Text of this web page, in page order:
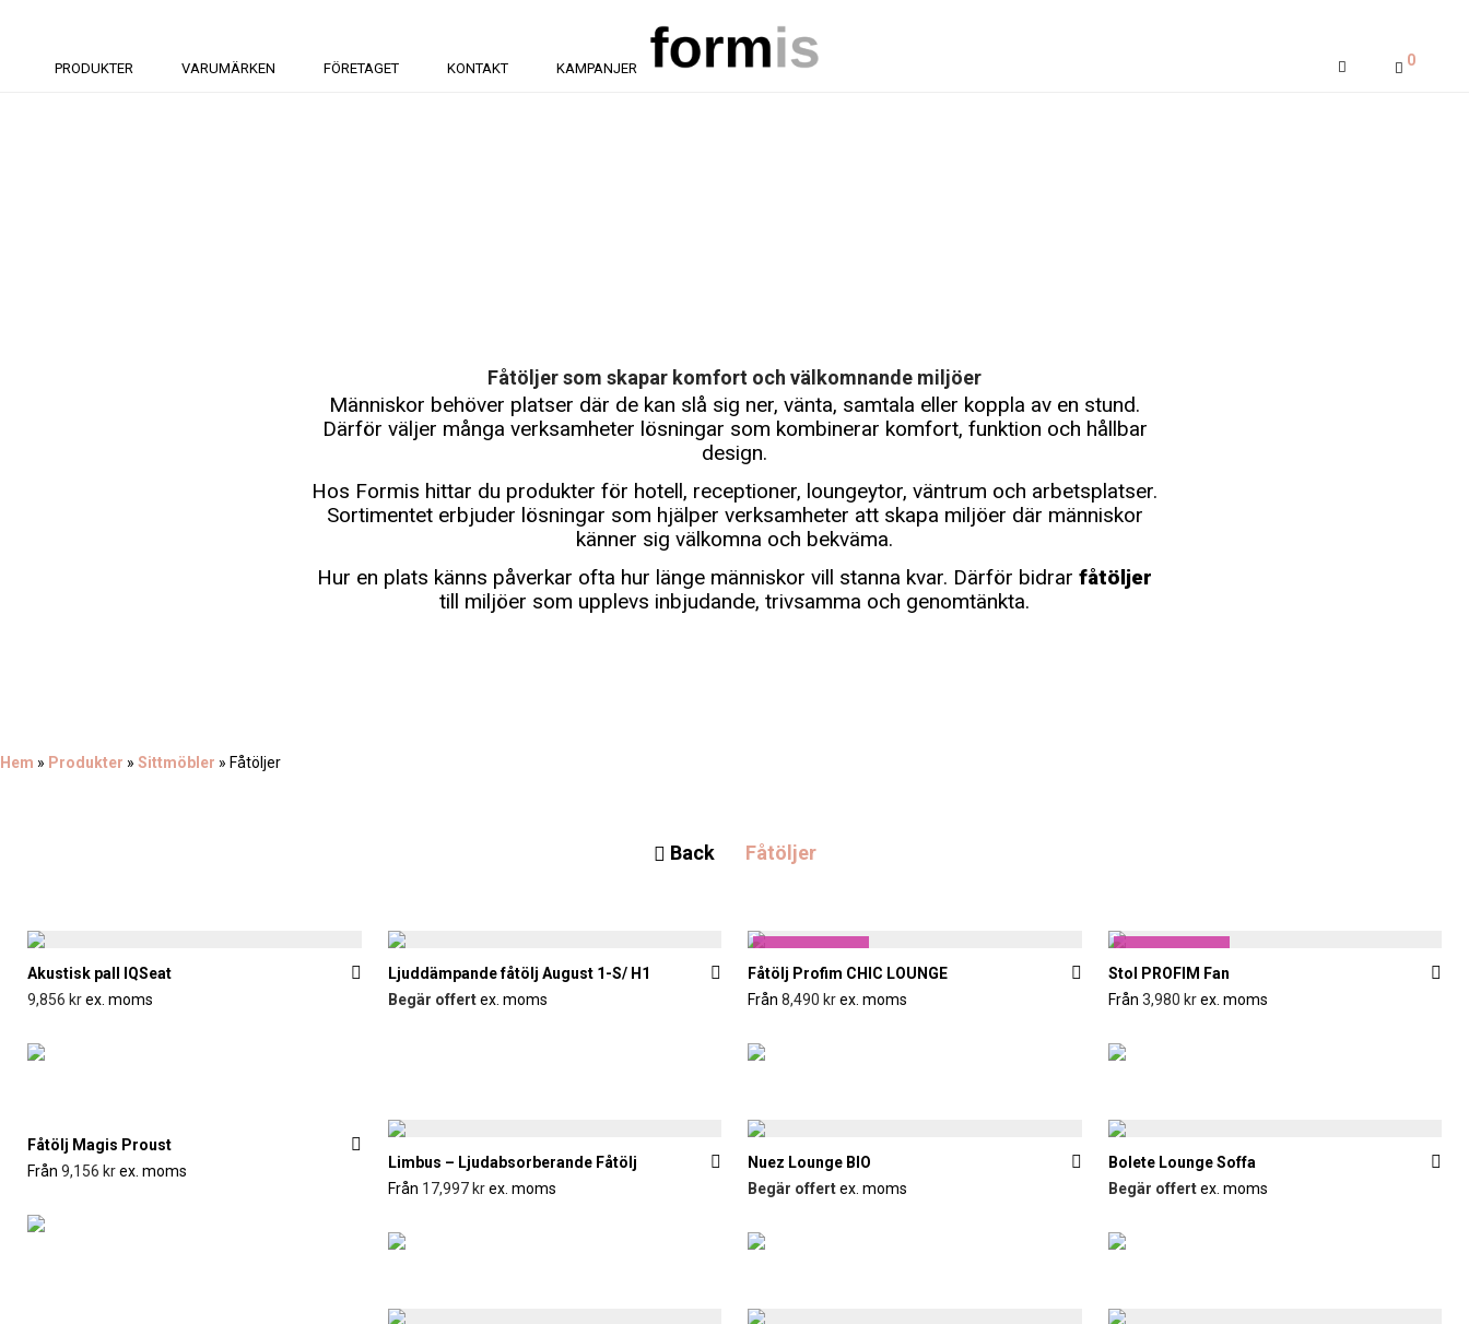
PRODUKTER VARUMÄRKEN FÖRETAGET KONTAKT KAMPANJER 0
Fåtöljer som skapar komfort och välkomnande miljöer
Människor behöver platser där de kan slå sig ner, vänta, samtala eller koppla av en stund.
Därför väljer många verksamheter lösningar som kombinerar komfort, funktion och hållbar
design.
Hos Formis hittar du produkter för hotell, receptioner, loungeytor, väntrum och arbetsplatser.
Sortimentet erbjuder lösningar som hjälper verksamheter att skapa miljöer där människor
känner sig välkomna och bekväma.
Hur en plats känns påverkar ofta hur länge människor vill stanna kvar. Därför bidrar fåtöljer
till miljöer som upplevs inbjudande, trivsamma och genomtänkta.
Hem » Produkter » Sittmöbler » Fåtöljer
Back Fåtöljer
Akustisk pall IQSeat
9,856 krex. moms
Ljuddämpande fåtölj August 1-S/ H1
Begär offertex. moms
Fåtölj Profim CHIC LOUNGE
Från 8,490 krex. moms
Stol PROFIM Fan
Från 3,980 krex. moms
Fåtölj Magis Proust
Från 9,156 krex. moms
Limbus – Ljudabsorberande Fåtölj
Från 17,997 krex. moms
Nuez Lounge BIO
Begär offertex. moms
Bolete Lounge Soffa
Begär offertex. moms